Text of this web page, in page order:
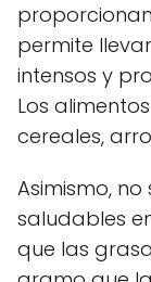
permite
intensos y
Los
cereales,
Asimismo,
saludables
que las